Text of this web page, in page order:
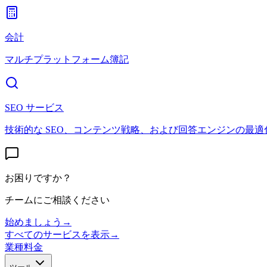
会計
マルチプラットフォーム簿記
SEO サービス
技術的な SEO、コンテンツ戦略、および回答エンジンの最適
お困りですか？
チームにご相談ください
始めましょう →
すべてのサービスを表示→
業種料金